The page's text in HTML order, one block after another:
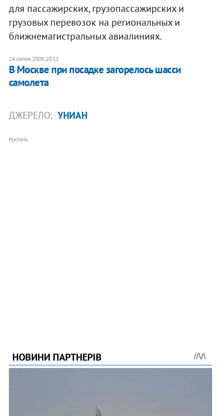
для пассажирских, грузопассажирских и
грузовых перевозок на региональных и
ближнемагистральных авиалиниях.
24 липня 2009, 20:11
В Москве при посадке загорелось шасси
самолета
ДЖЕРЕЛО: УНИАН
РЕКЛАМА